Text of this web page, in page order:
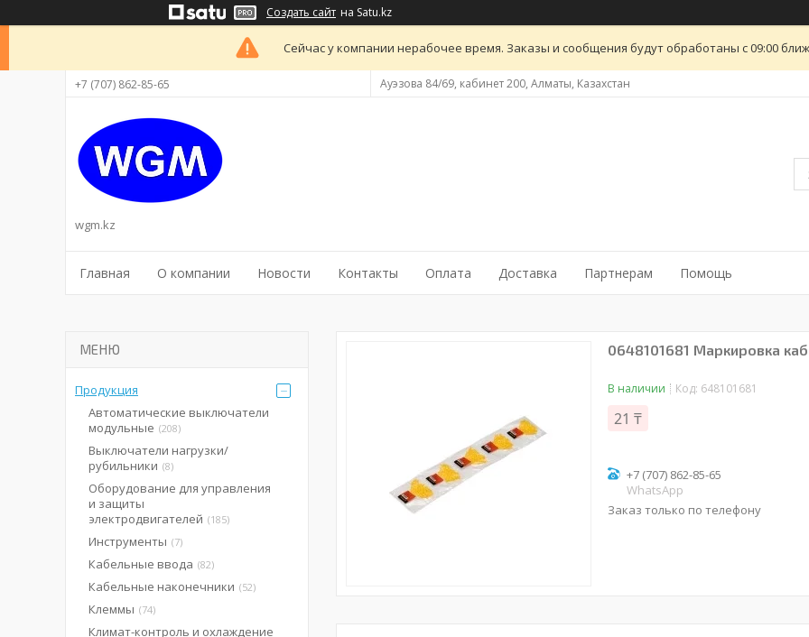
Создать сайт на Satu.kz
Сейчас у компании нерабочее время. Заказы и сообщения будут обработаны с 09:00
+7 (707) 862-85-65 Ауэзова 84/69, кабинет 200, Алматы, Казахстан
wgm.kz
Главная О компании Новости Контакты Оплата Доставка Партнерам Помощь
0648101681 Маркировка
В наличии Код: 648101681
21 ₸
+7 (707) 862-85-65
WhatsApp
Заказ только по телефону
Продукция
Автоматические выключатели
модульные 208
Выключатели нагрузки/
рубильники 8
Оборудование для управления
и защиты
электродвигателей
185
Инструменты 7
Кабельные ввода 82
Кабельные наконечники 52
Клеммы 74
Климат-контроль и охлаждение